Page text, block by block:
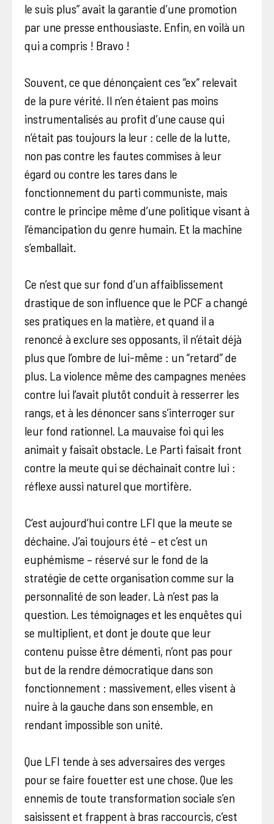
le suis plus” avait la garantie d’une promotion
par une presse enthousiaste. Enfin, en voilà un
qui a compris ! Bravo !
Souvent, ce que dénonçaient ces “ex” relevait
de la pure vérité. Il n’en étaient pas moins
instrumentalisés au profit d’une cause qui
n’était pas toujours la leur : celle de la lutte,
non pas contre les fautes commises à leur
égard ou contre les tares dans le
fonctionnement du parti communiste, mais
contre le principe même d’une politique visant à
l’émancipation du genre humain. Et la machine
s’emballait.
Ce n’est que sur fond d’un affaiblissement
drastique de son influence que le PCF a changé
ses pratiques en la matière, et quand il a
renoncé à exclure ses opposants, il n’était déjà
plus que l’ombre de lui-même : un “retard” de
plus. La violence même des campagnes menées
contre lui l’avait plutôt conduit à resserrer les
rangs, et à les dénoncer sans s’interroger sur
leur fond rationnel. La mauvaise foi qui les
animait y faisait obstacle. Le Parti faisait front
contre la meute qui se déchainait contre lui :
réflexe aussi naturel que mortifère.
C’est aujourd’hui contre LFI que la meute se
déchaine. J’ai toujours été – et c’est un
euphémisme – réservé sur le fond de la
stratégie de cette organisation comme sur la
personnalité de son leader. Là n’est pas la
question. Les témoignages et les enquêtes qui
se multiplient, et dont je doute que leur
contenu puisse être démenti, n’ont pas pour
but de la rendre démocratique dans son
fonctionnement : massivement, elles visent à
nuire à la gauche dans son ensemble, en
rendant impossible son unité.
Que LFI tende à ses adversaires des verges
pour se faire fouetter est une chose. Que les
ennemis de toute transformation sociale s’en
saisissent et frappent à bras raccourcis, c’est